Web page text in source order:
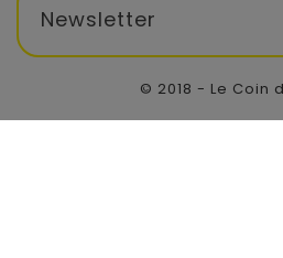
Newsletter
© 2018 - Le Coin